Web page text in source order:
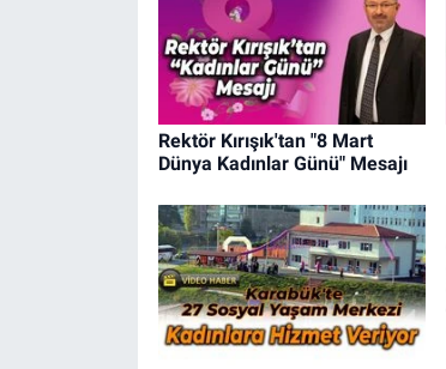
Rektör Kırışık'tan "8 Mart
Dünya Kadınlar Günü" Mesajı